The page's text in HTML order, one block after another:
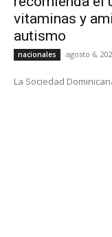
vitaminas y
autismo
nacionales agosto 6,
La Sociedad